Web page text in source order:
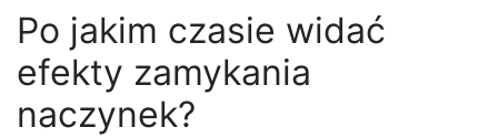
Po jakim czasie widać
efekty zamykania
naczynek?